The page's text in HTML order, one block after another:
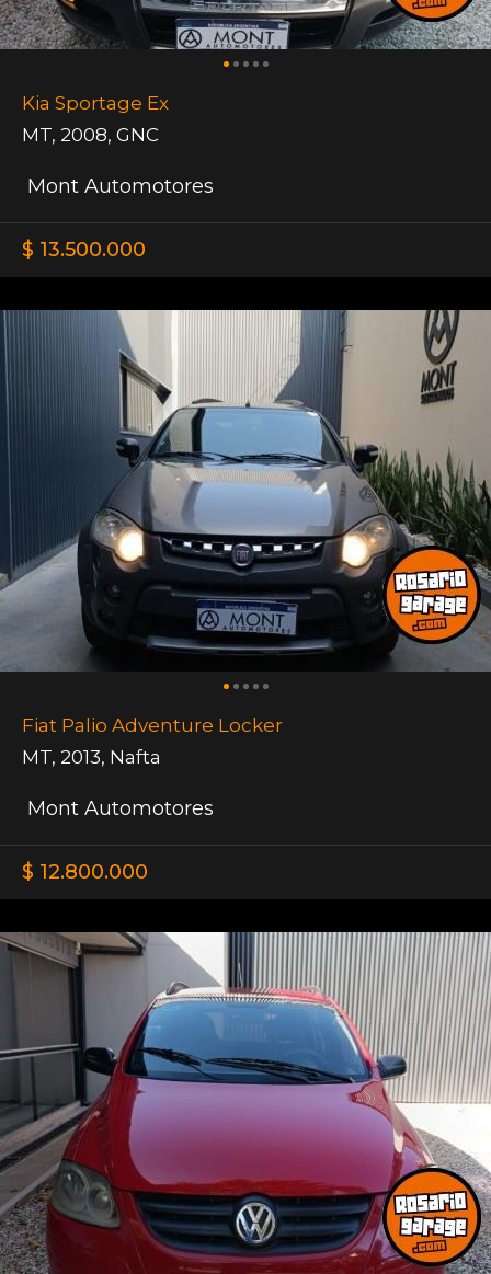
Kia Sportage Ex
MT, 2008, GNC
Mont Automotores
$ 13.500.000
Fiat Palio Adventure Locker
MT, 2013, Nafta
Mont Automotores
$ 12.800.000